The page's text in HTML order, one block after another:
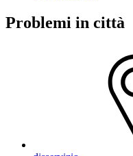
Problemi in città